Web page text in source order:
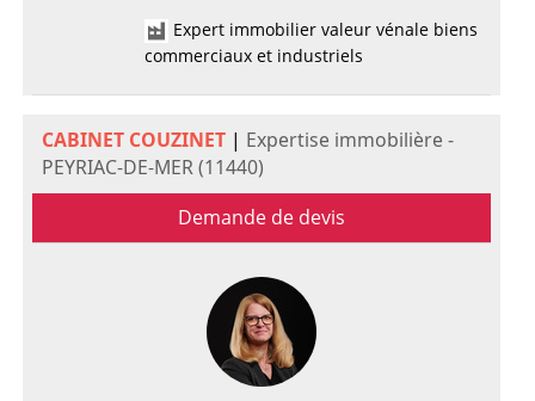
Expert immobilier valeur vénale biens
commerciaux et industriels
CABINET COUZINET| Expertise immobilière -
PEYRIAC-DE-MER (11440)
Demande de devis